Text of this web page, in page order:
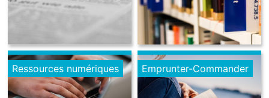
Ressources numériques Emprunter-Commander